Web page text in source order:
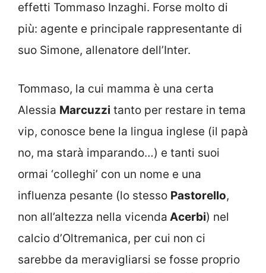
effetti Tommaso Inzaghi. Forse molto di
più: agente e principale rappresentante di
suo Simone, allenatore dell’Inter.
Tommaso, la cui mamma è una certa
Alessia Marcuzzi tanto per restare in tema
vip, conosce bene la lingua inglese (il papà
no, ma starà imparando…) e tanti suoi
ormai ‘colleghi’ con un nome e una
influenza pesante (lo stesso Pastorello,
non all’altezza nella vicenda Acerbi) nel
calcio d’Oltremanica, per cui non ci
sarebbe da meravigliarsi se fosse proprio